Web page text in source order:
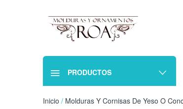
PRODUCTOS
Inicio / Molduras Y Cornisas De Yeso O